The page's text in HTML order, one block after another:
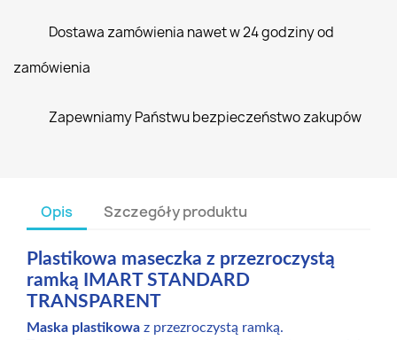
Dostawa zamówienia nawet w 24 godziny od
zamówienia
Zapewniamy Państwu bezpieczeństwo zakupów
Opis Szczegóły produktu
Plastikowa maseczka z przezroczystą
ramką IMART STANDARD
TRANSPARENT
Maska plastikowa z przezroczystą ramką.